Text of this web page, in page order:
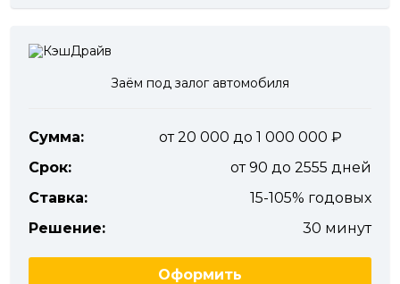
Заём под залог автомобиля
Сумма:
от 20 000 до 1 000 000
Срок:
от 90 до 2555 дней
Ставка:
15-105% годовых
Решение:
30 минут
Оформить